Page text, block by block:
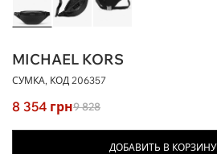
MICHAEL KORS
СУМКА, КОД 206357
8 354 грн9 828
ДОБАВИТЬ В КОРЗИНУ